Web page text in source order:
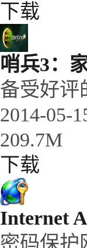
下载
哨兵3：
备受好评
2014-05-
209.7M
下载
Internet
密码保护